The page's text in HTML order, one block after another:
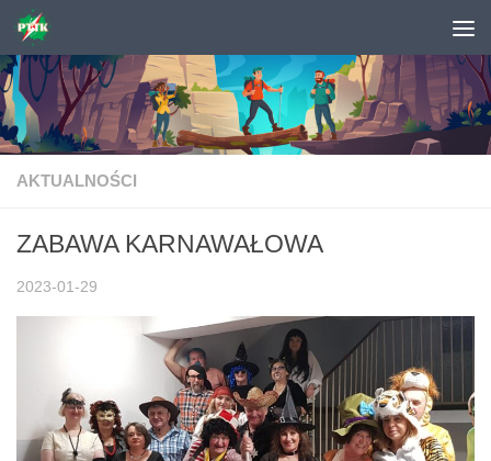
Skip to content
AKTUALNOŚCI
ZABAWA KARNAWAŁOWA
2023-01-29